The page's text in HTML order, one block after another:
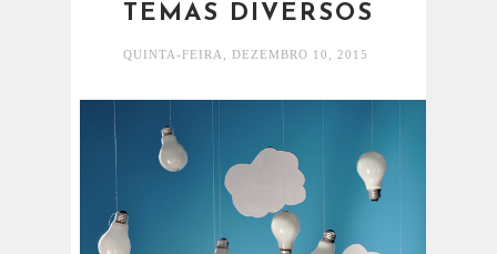
TEMAS DIVERSOS
QUINTA-FEIRA, DEZEMBRO 10, 2015